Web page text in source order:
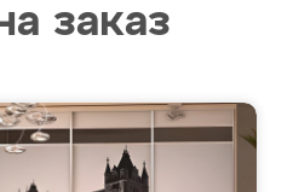
заказ